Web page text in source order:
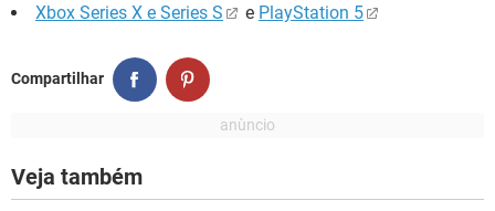
Xbox Series X e Series S e PlayStation 5
Compartilhar
Veja também